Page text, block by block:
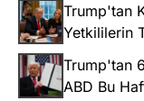
Trump'tan
Yetkililerin
Trump'tan
ABD Bu